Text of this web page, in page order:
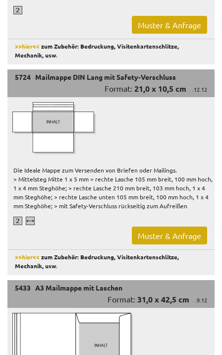
Muster & Anfrage
>>hier<<zum Zubehör: Bedruckung, Visitenkartenschlitze,
Mechanik, usw.
5724 Mailmappe DIN Lang mit Safety-Verschluss
Format: 21,0 x 10,5 cm .12.12
Die Ideale Mappe zum Versenden von Briefen oder Mailings.
> Mittelsteg Mitte 1 x 5 mm > rechte Lasche 105 mm breit, 100 mm hoch,
1 x 4 mm Steghöhe; > rechte Lasche 210 mm breit, 103 mm hoch, 1 x 4
mm Steghöhe; > rechte Lasche unten 105 mm breit, 100 mm hoch, 1 x 4
mm Steghöhe; > mit Safety-Verschluss rückseitig zum Aufreißen
Muster & Anfrage
>>hier<<zum Zubehör: Bedruckung, Visitenkartenschlitze,
Mechanik, usw.
5433 A3 Mailmappe mit Laschen
Format: 31,0 x 42,5 cm .9.12